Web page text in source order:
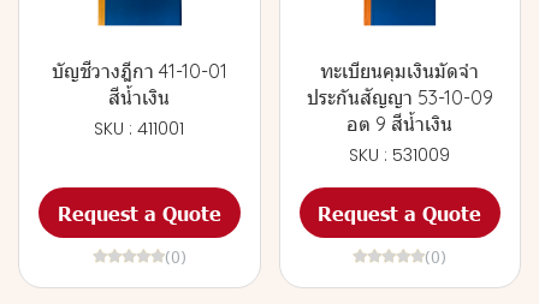
บัญชีวางฎีกา 41-10-01
สีน้ำเงิน
SKU : 411001
Request a Quote
(0)
ทะเบียนคุมเงินมัดจำ
ประกันสัญญา 53-10-09
อต 9 สีน้ำเงิน
SKU : 531009
Request a Quote
(0)